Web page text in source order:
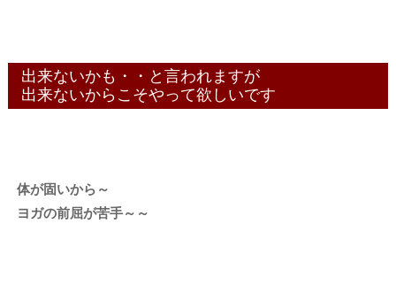
出来ないかも・・と言われますが
出来ないからこそやって欲しいです
体が固いから～
ヨガの前屈が苦手～～